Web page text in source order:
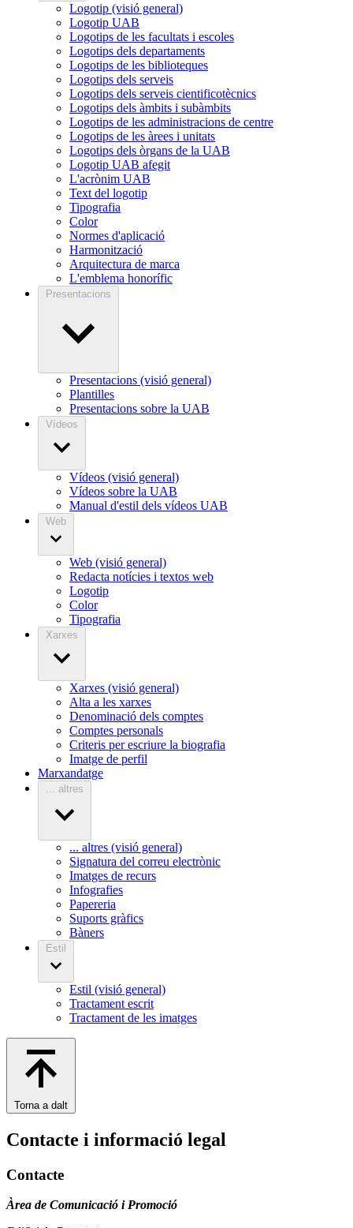
Logotip (visió general)
Logotip UAB
Logotips de les facultats i escoles
Logotips dels departaments
Logotips de les biblioteques
Logotips dels serveis
Logotips dels serveis cientificotècnics
Logotips dels àmbits i subàmbits
Logotips de les administracions de centre
Logotips de les àrees i unitats
Logotips dels òrgans de la UAB
Logotip UAB afegit
L'acrònim UAB
Text del logotip
Tipografia
Color
Normes d'aplicació
Harmonització
Arquitectura de marca
L'emblema honorífic
Presentacions
Presentacions (visió general)
Plantilles
Presentacions sobre la UAB
Vídeos
Vídeos (visió general)
Vídeos sobre la UAB
Manual d'estil dels vídeos UAB
Web
Web (visió general)
Redacta notícies i textos web
Logotip
Color
Tipografia
Xarxes
Xarxes (visió general)
Alta a les xarxes
Denominació dels comptes
Comptes personals
Criteris per escriure la biografia
Imatge de perfil
Marxandatge
... altres
... altres (visió general)
Signatura del correu electrònic
Imatges de recurs
Infografies
Papereria
Suports gràfics
Bàners
Estil
Estil (visió general)
Tractament escrit
Tractament de les imatges
Torna a dalt
Contacte i informació legal
Contacte
Àrea de Comunicació i Promoció